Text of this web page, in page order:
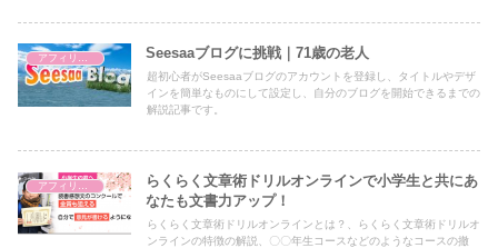
Seesaaブログに挑戦｜71歳の老人
超初心者がSeesaaブログのアカウントを登録し、タイトルやデザ
インを簡単なものにして設定し、自分のブログを開始できるまでの
解説記事です。
らくらく文章術ドリルオンラインで小学生と共にあ
なたも文書力アップ！
らくらく文章術ドリルオンラインとは？、らくらく文章術ドリルオ
ンラインの特徴の解説、〇〇年生コースなどのようなコースの撤